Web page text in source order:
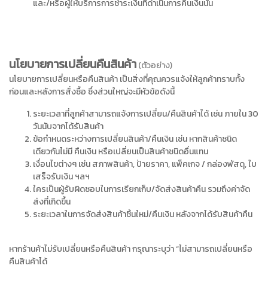
และ/หรือผู้ให้บริการการชำระเงินที่ดำเนินการคืนเงินนั้น
นโยบายการเปลี่ยนคืนสินค้า(ตัวอย่าง)
นโยบายการเปลี่ยนหรือคืนสินค้า เป็นสิ่งที่คุณควรแจ้งให้ลูกค้าทราบทั้ง
ก่อนและหลังการสั่งซื้อ ซึ่งส่วนใหญ่จะมีหัวข้อดังนี้
ระยะเวลาที่ลูกค้าสามารถแจ้งการเปลี่ยน/คืนสินค้าได้ เช่น ภายใน 30
วันนับจากได้รับสินค้า
ข้อกำหนดระหว่างการเปลี่ยนสินค้า/คืนเงิน เช่น หากสินค้าชนิด
เดียวกันไม่มี คืนเงิน หรือเปลี่ยนเป็นสินค้าชนิดอื่นแทน
เงื่อนไขต่างๆ เช่น สภาพสินค้า, ป้ายราคา, แพ็คเกจ / กล่องพัสดุ, ใบ
เสร็จรับเงิน ฯลฯ
ใครเป็นผู้รับผิดชอบในการเรียกเก็บ/จัดส่งสินค้าคืน รวมถึงค่าจัด
ส่งที่เกิดขึ้น
ระยะเวลาในการจัดส่งสินค้าชิ้นใหม่/คืนเงิน หลังจากได้รับสินค้าคืน
หากร้านค้าไม่รับเปลี่ยนหรือคืนสินค้า กรุณาระบุว่า “ไม่สามารถเปลี่ยนหรือ
คืนสินค้าได้